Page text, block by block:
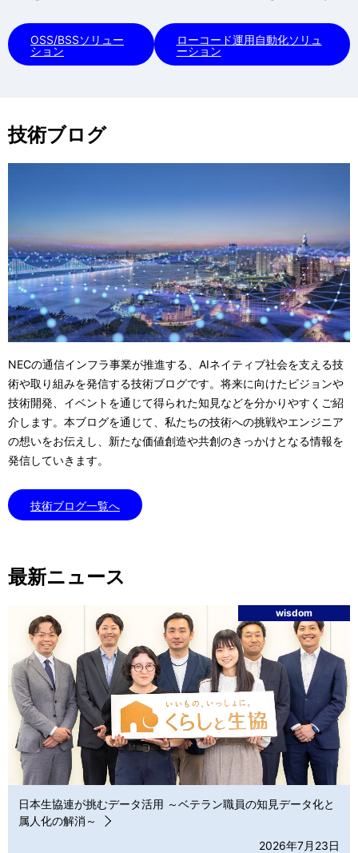
OSS/BSSソリュー
ション
ローコード運用自動化ソリュ
ーション
技術ブログ
NECの通信インフラ事業が推進する、 AIネイティブ社会を支える技
術や取り組みを発信する技術ブログです。将来に向けたビジョンや
技術開発、イベントを通じて得られた知見などを分かりやすくご紹
介します。本ブログを通じて、私たちの技術への挑戦やエンジニア
の想いをお伝えし、新たな価値創造や共創のきっかけとなる情報を
発信していきます。
技術ブログ一覧へ
最新ニュース
wisdom
日本生協連が挑むデータ活用 ～ベテラン職員の知見データ化と
属人化の解消～
2026年7月23日